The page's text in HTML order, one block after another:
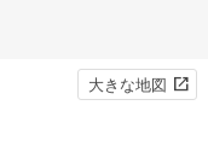
大きな地図